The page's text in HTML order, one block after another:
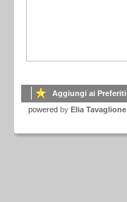
Aggiungi ai Preferiti
powered by Elia Tavaglione